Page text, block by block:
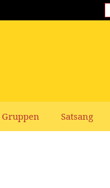
Gruppen Satsang